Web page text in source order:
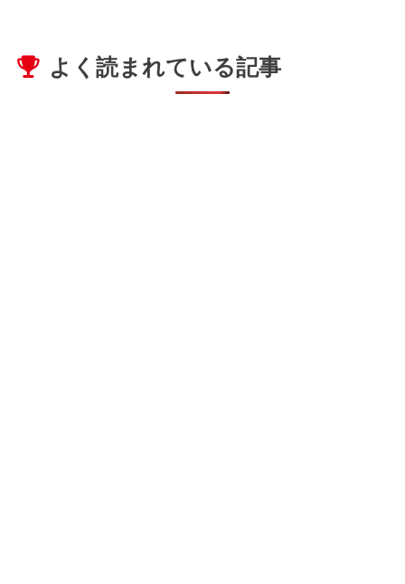
よく読まれている記事